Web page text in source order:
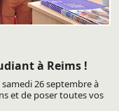
à Reims !
26 septembre à
et de poser toutes vos